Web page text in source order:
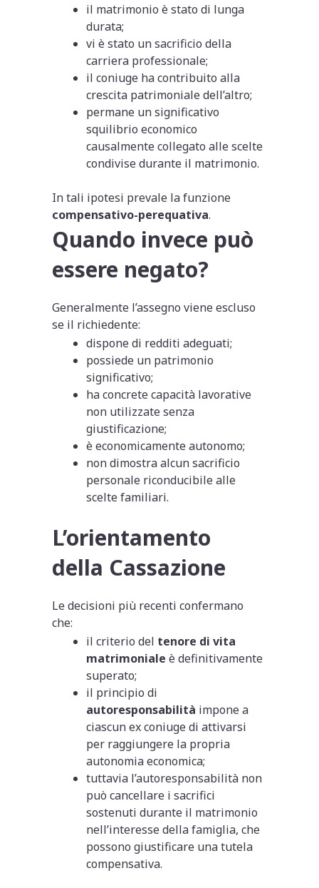
il matrimonio è stato di lunga
durata;
vi è stato un sacrificio della
carriera professionale;
il coniuge ha contribuito alla
crescita patrimoniale dell’altro;
permane un significativo
squilibrio economico
causalmente collegato alle scelte
condivise durante il matrimonio.
In tali ipotesi prevale la funzione
compensativo-perequativa.
Quando invece può
essere negato?
Generalmente l’assegno viene escluso
se il richiedente:
dispone di redditi adeguati;
possiede un patrimonio
significativo;
ha concrete capacità lavorative
non utilizzate senza
giustificazione;
è economicamente autonomo;
non dimostra alcun sacrificio
personale riconducibile alle
scelte familiari.
L’orientamento
della Cassazione
Le decisioni più recenti confermano
che:
il criterio del tenore di vita
matrimoniale è definitivamente
superato;
il principio di
autoresponsabilità impone a
ciascun ex coniuge di attivarsi
per raggiungere la propria
autonomia economica;
tuttavia l’autoresponsabilità non
può cancellare i sacrifici
sostenuti durante il matrimonio
nell’interesse della famiglia, che
possono giustificare una tutela
compensativa.